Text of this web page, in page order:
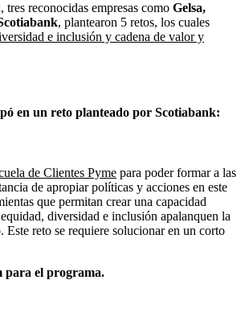
tres reconocidas empresas como Gelsa,
, plantearon 5 retos, los cuales
e inclusión y cadena de valor y
en un reto planteado por Scotiabank:
de Clientes Pyme para poder formar a las
de apropiar políticas y acciones en este
que permitan crear una capacidad
diversidad e inclusión apalanquen la
Este reto se requiere solucionar en un corto
para el programa.